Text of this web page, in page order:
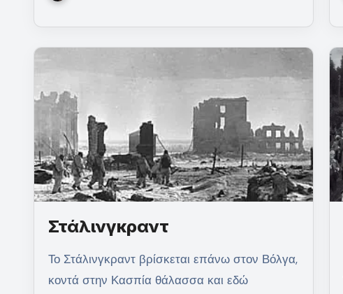
Στάλινγκραντ
Το Στάλινγκραντ βρίσκεται επάνω στον Βόλγα,
κοντά στην Κασπία θάλασσα και εδώ